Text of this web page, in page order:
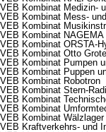
VEB Kombinat Medizin-
VEB Kombinat Mess-
VEB Kombinat
VEB Kombinat NAGEMA
VEB Kombinat ORSTA-
VEB Kombinat Otto
VEB Kombinat Pumpen
VEB Kombinat Puppen
VEB Kombinat Robotron
VEB Kombinat Stern-
VEB Kombinat
VEB Kombinat
VEB Kombinat
VEB Kraftverkehrs- und